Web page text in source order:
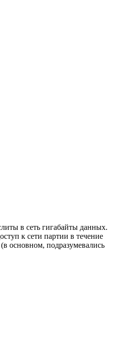
в сеть гигабайты данных.
к сети партии в течение
основном, подразумевались